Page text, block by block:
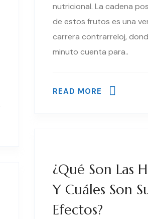
nutricional. La cadena
de estos frutos es una
carrera contrarreloj,
minuto cuenta para..
READ MORE
¿Qué Son Las
Y Cuáles Son
Efectos?